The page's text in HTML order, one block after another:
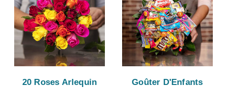
20 Roses Arlequin Goûter D'Enfants